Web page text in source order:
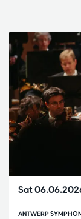
ANTWERP
Sat